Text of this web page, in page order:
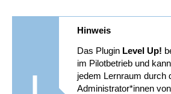
Hinweis
Das Plugin Level Up!
im Pilotbetrieb und
jedem Lernraum durch
Administrator*innen